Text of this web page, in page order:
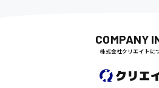
COMPANY
株式会社クリエイトに